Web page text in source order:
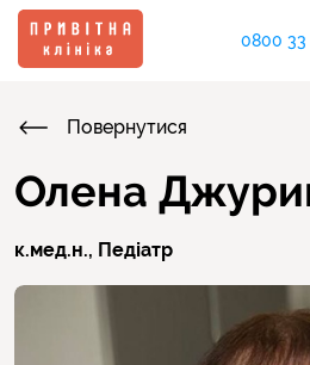
0800 33
Повернутися
Олена
к.мед.н., Педіатр